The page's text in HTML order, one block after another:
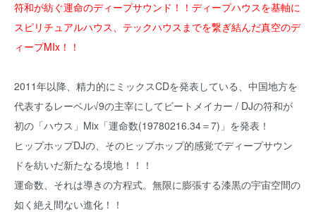
符和が紡ぐ運命のディープサウンド！！ディープハウスを基軸に
スピリチュアルハウス、テックハウスまでを繋ぎ結んだ真空のデ
ィープMIx！！
2011年以降、精力的にミックスCDを発表している、中国地方を
代表するレーベル√9の主宰にしてビートメイカー / DJの符和が
初の「ハウス」Mix「運命数(19780216.34＝7)」を発表！
ヒップホップDJの、そのヒップホップ的感覚でディープサウン
ドを紡いだ新たなる境地！！！
運命数、それは導きの方程式。無限に膨張する漆黒の宇宙空間の
如く絶え間ない進化！！